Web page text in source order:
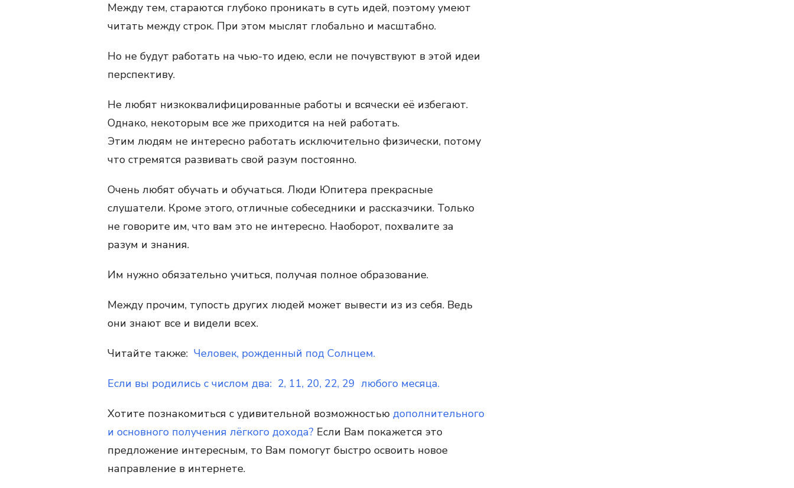
Между тем, стараются глубоко проникать в суть идей, поэтому умеют
читать между строк. При этом мыслят глобально и масштабно.
Но не будут работать на чью-то идею, если не почувствуют в этой идеи
перспективу.
Не любят низкоквалифицированные работы и всячески её избегают.
Однако, некоторым все же приходится на ней работать.
Этим людям не интересно работать исключительно физически, потому
что стремятся развивать свой разум постоянно.
Очень любят обучать и обучаться. Люди Юпитера прекрасные
слушатели. Кроме этого, отличные собеседники и рассказчики. Только
не говорите им, что вам это не интересно. Наоборот, похвалите за
разум и знания.
Им нужно обязательно учиться, получая полное образование.
Между прочим, тупость других людей может вывести из из себя. Ведь
они знают все и видели всех.
Читайте также: Человек, рожденный под Солнцем.
Если вы родились с числом два: 2, 11, 20, 22, 29 любого месяца.
Хотите познакомиться с удивительной возможностью дополнительного
и основного получения лёгкого дохода? Если Вам покажется это
предложение интересным, то Вам помогут быстро освоить новое
направление в интернете.